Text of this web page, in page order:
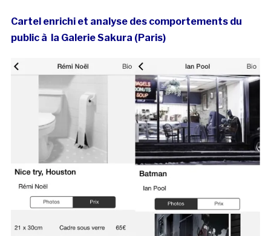
Cartel enrichi et analyse des comportements du
public à la Galerie Sakura (Paris)